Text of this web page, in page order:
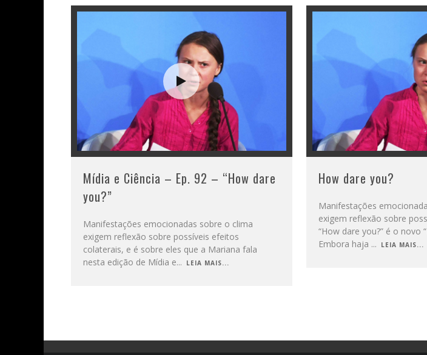
Mídia e Ciência – Ep. 92 – “How dare
you?”
Manifestações emocionadas sobre o clima
exigem reflexão sobre possíveis efeitos
colaterais, e é sobre eles que a Mariana fala
nesta edição de Mídia e... LEIA MAIS...
How dare you?
Manifestações
exigem reflexão sobre
“How dare you?” é o novo
Embora haja ... LEIA MAIS...